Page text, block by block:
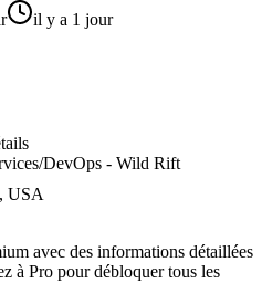
il y a 1 jour
DevOps - Wild Rift
USA
avec des informations détaillées
à Pro pour débloquer tous les